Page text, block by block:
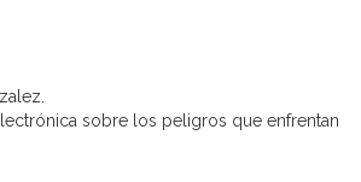
sobre los peligros que enfrentan